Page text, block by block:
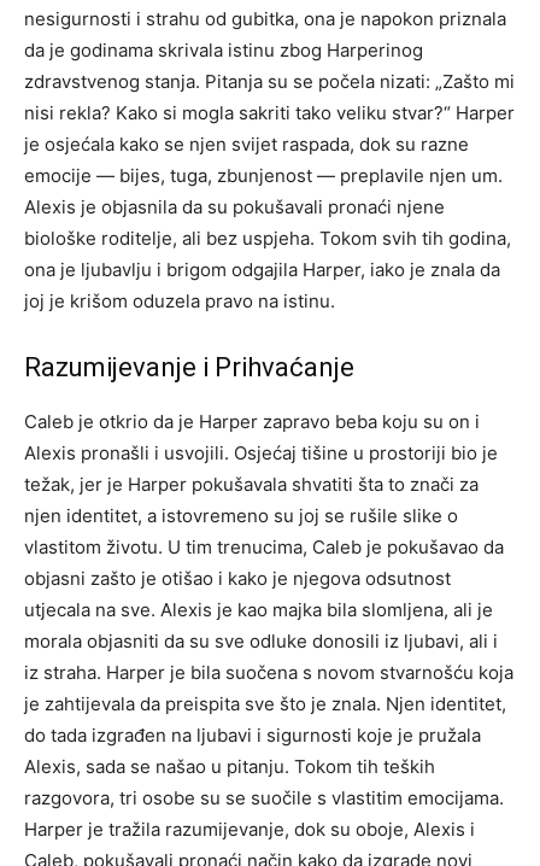
nesigurnosti i strahu od gubitka, ona je napokon priznala
da je godinama skrivala istinu zbog Harperinog
zdravstvenog stanja. Pitanja su se počela nizati: „Zašto mi
nisi rekla? Kako si mogla sakriti tako veliku stvar?“ Harper
je osjećala kako se njen svijet raspada, dok su razne
emocije — bijes, tuga, zbunjenost — preplavile njen um.
Alexis je objasnila da su pokušavali pronaći njene
biološke roditelje, ali bez uspjeha. Tokom svih tih godina,
ona je ljubavlju i brigom odgajila Harper, iako je znala da
joj je krišom oduzela pravo na istinu.
Razumijevanje i Prihvaćanje
Caleb je otkrio da je Harper zapravo beba koju su on i
Alexis pronašli i usvojili. Osjećaj tišine u prostoriji bio je
težak, jer je Harper pokušavala shvatiti šta to znači za
njen identitet, a istovremeno su joj se rušile slike o
vlastitom životu. U tim trenucima, Caleb je pokušavao da
objasni zašto je otišao i kako je njegova odsutnost
utjecala na sve. Alexis je kao majka bila slomljena, ali je
morala objasniti da su sve odluke donosili iz ljubavi, ali i
iz straha. Harper je bila suočena s novom stvarnošću koja
je zahtijevala da preispita sve što je znala. Njen identitet,
do tada izgrađen na ljubavi i sigurnosti koje je pružala
Alexis, sada se našao u pitanju. Tokom tih teških
razgovora, tri osobe su se suočile s vlastitim emocijama.
Harper je tražila razumijevanje, dok su oboje, Alexis i
Caleb, pokušavali pronaći način kako da izgrade novi